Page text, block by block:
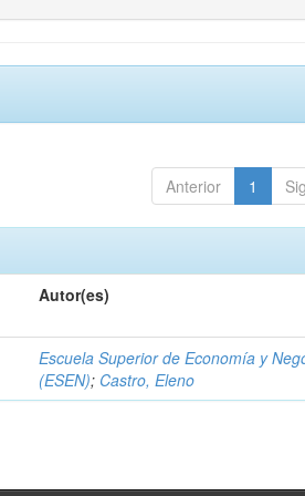
Anterior 1
Autor(es)
Escuela Superior de Economía y
(ESEN); Castro, Eleno